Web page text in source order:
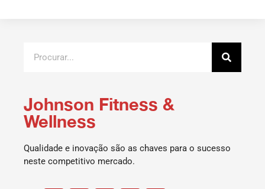
Johnson Fitness &
Wellness
Qualidade e inovação são as chaves para o sucesso
neste competitivo mercado.